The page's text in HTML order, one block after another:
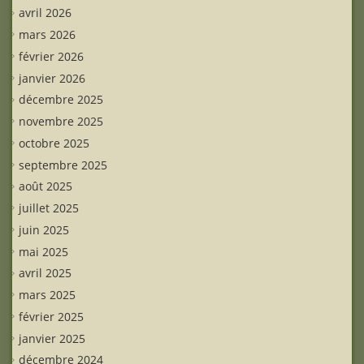
avril 2026
mars 2026
février 2026
janvier 2026
décembre 2025
novembre 2025
octobre 2025
septembre 2025
août 2025
juillet 2025
juin 2025
mai 2025
avril 2025
mars 2025
février 2025
janvier 2025
décembre 2024